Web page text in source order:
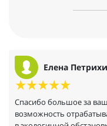
полученные знания,
практике! Спасибо
Елена
Спасибо большое за
возможность